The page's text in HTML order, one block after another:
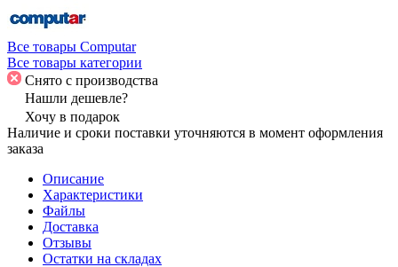
Все товары Computar
Все товары категории
Снято с производства
Нашли дешевле?
Хочу в подарок
Наличие и сроки поставки уточняются в момент оформления
заказа
Описание
Характеристики
Файлы
Доставка
Отзывы
Остатки на складах